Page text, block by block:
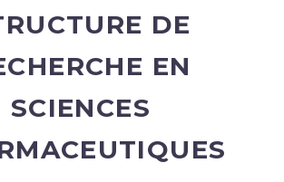
DE
EN
SCIENCES